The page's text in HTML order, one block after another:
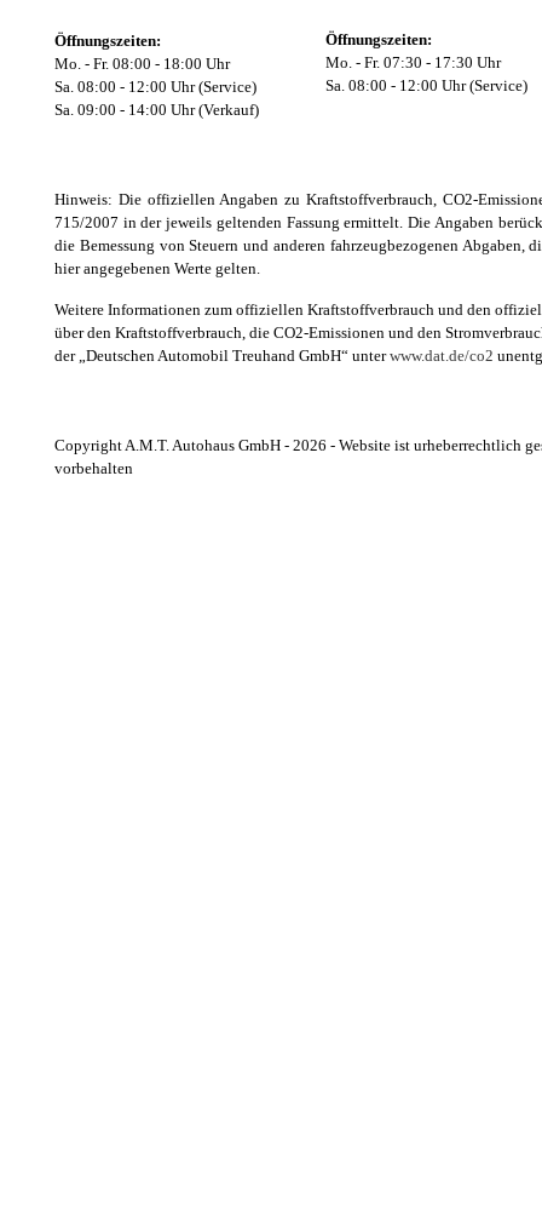
Öffnungszeiten:
Mo. - Fr. 08:00 - 18:00 Uhr
Sa. 08:00 - 12:00 Uhr (Service)
Sa. 09:00 - 14:00 Uhr (Verkauf)
Öffnungszeiten:
Mo. - Fr. 07:30 - 17:30 Uhr
Sa. 08:00 - 12:00 Uhr (Service)
Hinweis: Die offiziellen Angaben zu Kraftstoffverbrauch, CO2-
715/2007 in der jeweils geltenden Fassung ermittelt. Die Angaben
die Bemessung von Steuern und anderen fahrzeugbezogenen
hier angegebenen Werte gelten.
Weitere Informationen zum offiziellen Kraftstoffverbrauch und den
über den Kraftstoffverbrauch, die CO2-Emissionen und den
der „Deutschen Automobil Treuhand GmbH“ unterwww.dat.de/co2
Copyright A.M.T. Autohaus GmbH - 2026 - Website ist urheberrechtlich
vorbehalten